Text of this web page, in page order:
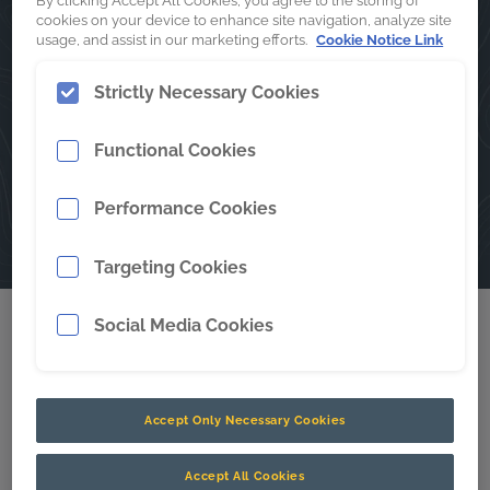
Pab 4 | Stand 595
DESCARGAR FOLLETO
cookies on your device to enhance site navigation, analyze site
usage, and assist in our marketing efforts. Cookie Notice Link
Strictly Necessary Cookies
Functional Cookies
Performance Cookies
Targeting Cookies
Social Media Cookies
Accept Only Necessary Cookies
Accept All Cookies